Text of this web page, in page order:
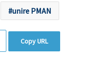
unire PMAN
Copy URL